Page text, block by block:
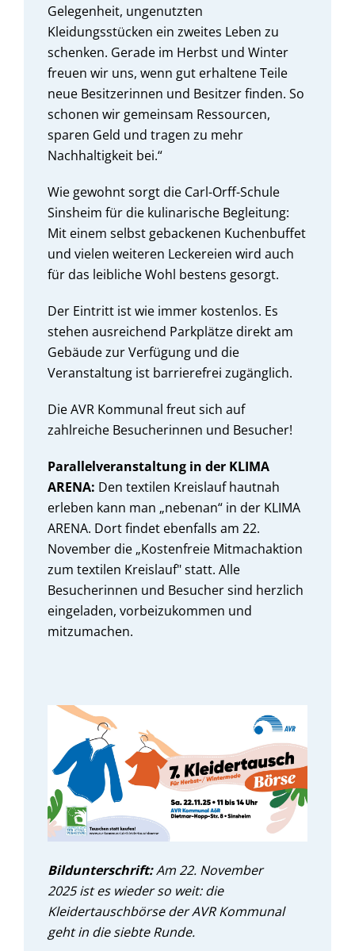
Gelegenheit, ungenutzten
Kleidungsstücken ein zweites Leben zu
schenken. Gerade im Herbst und Winter
freuen wir uns, wenn gut erhaltene Teile
neue Besitzerinnen und Besitzer finden. So
schonen wir gemeinsam Ressourcen,
sparen Geld und tragen zu mehr
Nachhaltigkeit bei.“
Wie gewohnt sorgt die Carl-Orff-Schule
Sinsheim für die kulinarische Begleitung:
Mit einem selbst gebackenen Kuchenbuffet
und vielen weiteren Leckereien wird auch
für das leibliche Wohl bestens gesorgt.
Der Eintritt ist wie immer kostenlos. Es
stehen ausreichend Parkplätze direkt am
Gebäude zur Verfügung und die
Veranstaltung ist barrierefrei zugänglich.
Die AVR Kommunal freut sich auf
zahlreiche Besucherinnen und Besucher!
Parallelveranstaltung in der KLIMA
ARENA: Den textilen Kreislauf hautnah
erleben kann man „nebenan“ in der KLIMA
ARENA. Dort findet ebenfalls am 22.
November die „Kostenfreie Mitmachaktion
zum textilen Kreislauf" statt. Alle
Besucherinnen und Besucher sind herzlich
eingeladen, vorbeizukommen und
mitzumachen.
Bildunterschrift:Am 22. November
2025 ist es wieder so weit: die
Kleidertauschbörse der AVR Kommunal
geht in die siebte Runde.